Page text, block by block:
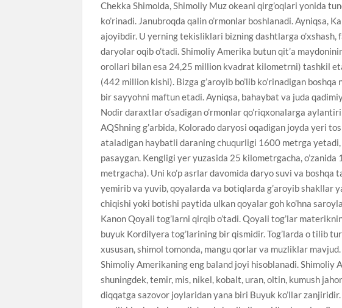
Chekka Shimolda, Shimoliy Muz okeani qirg’oqlari yonida
ko’rinadi. Janubroqda qalin o’rmonlar boshlanadi. Ayniqsa,
ajoyibdir. U yerning tekisliklari bizning dashtlarga
daryolar oqib o’tadi. Shimoliy Amerika butun qit’a
orollari bilan esa 24,25 million kvadrat kilometrni) tashkil
(442 million kishi). Bizga g’aroyib bo’lib ko’rinadigan
bir sayyohni maftun etadi. Ayniqsa, bahaybat va juda
Nodir daraxtlar o’sadigan o’rmonlar qo’riqxonalarga
AQShning g’arbida, Kolorado daryosi oqadigan joyda yeri
ataladigan haybatli daraning chuqurligi 1600 metrga
pasaygan. Kengligi yer yuzasida 25 kilometrgacha,
metrgacha). Uni ko’p asrlar davomida daryo suvi va
yemirib va yuvib, qoyalarda va botiqlarda g’aroyib shakllar
chiqishi yoki botishi paytida ulkan qoyalar goh ko’hna
Kanon Qoyali tog’larni qirqib o’tadi. Qoyali tog’lar
buyuk Kordilyera tog’larining bir qismidir. Tog’larda o tilib
xususan, shimol tomonda, mangu qorlar va muzliklar
Shimoliy Amerikaning eng baland joyi hisoblanadi. Shimoliy
shuningdek, temir, mis, nikel, kobalt, uran, oltin, kumush
diqqatga sazovor joylaridan yana biri Buyuk ko’llar